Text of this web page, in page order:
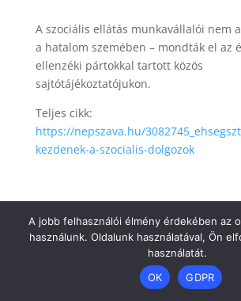
A szociális ellátás munkavállalói nem
a hatalom szemében – mondták el az
ellenzéki pártokkal tartott közös
sajtótájékoztatójukon.
Teljes cikk:
https://nepszava.hu/
kezdenek-a-szocialis-dolgozok
Elegant Themes| Motor:
A jobb felhasználói élmény érdekében az
használunk. Oldalunk használatával, Ön
használatát.
OK
GDPR